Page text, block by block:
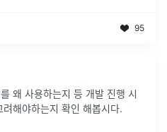
95
왜 사용하는지 등 개발 진행 시
해야하는지 확인 해봅시다.